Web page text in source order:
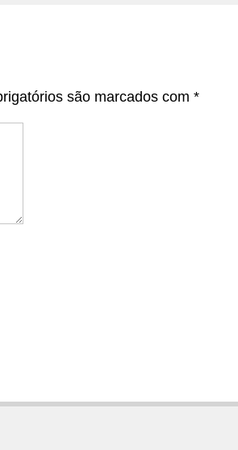
são marcados com *